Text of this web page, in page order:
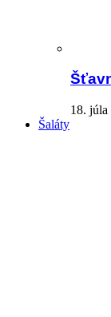
18. júla
Šaláty